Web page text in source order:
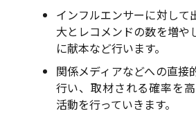
インフルエンサーに対して
大とレコメンドの数を増や
に献本など行います。
関係メディアなどへの直接
行い、取材される確率を
活動を行っていきます。